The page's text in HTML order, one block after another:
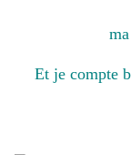
Et je compte